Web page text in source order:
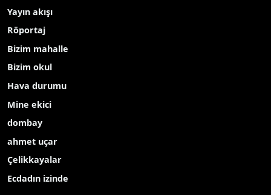
Yayın akışı
Röportaj
Bizim mahalle
Bizim okul
Hava durumu
Mine ekici
dombay
ahmet uçar
Çelikkayalar
Ecdadın izinde